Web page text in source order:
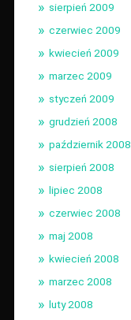
sierpień 2009
czerwiec 2009
kwiecień 2009
marzec 2009
styczeń 2009
grudzień 2008
październik 2008
sierpień 2008
lipiec 2008
czerwiec 2008
maj 2008
kwiecień 2008
marzec 2008
luty 2008